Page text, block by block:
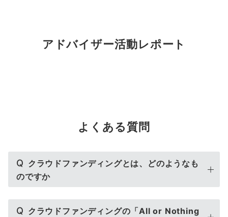
アドバイザー活動レポート
よくある質問
Q クラウドファンディングとは、どのようなも
のですか
Q クラウドファンディングの「All or Nothing